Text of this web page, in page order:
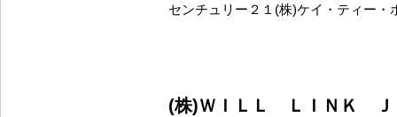
センチュリー２１(株)ケイ・ティー・
(株)ＷＩＬＬ ＬＩＮＫ Ｊ